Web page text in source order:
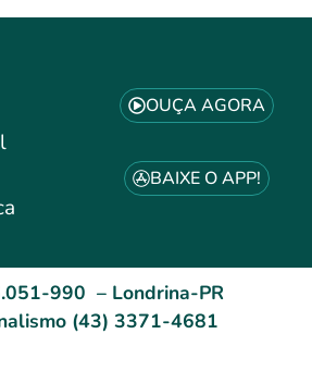
OUÇA AGORA
BAIXE O APP!
990 – Londrina-PR
(43) 3371-4681